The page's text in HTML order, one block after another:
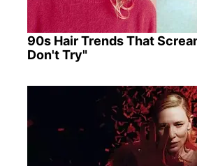
90s Hair Trends That
Don't Try"